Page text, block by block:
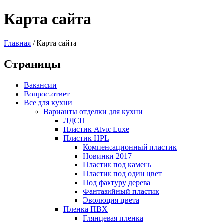
Карта сайта
Главная /Карта сайта
Страницы
Вакансии
Вопрос-ответ
Все для кухни
Варианты отделки для кухни
ЛДСП
Пластик Alvic Luxe
Пластик HPL
Компенсационный пластик
Новинки 2017
Пластик под камень
Пластик под один цвет
Под фактуру дерева
Фантазийный пластик
Эволюция цвета
Пленка ПВХ
Глянцевая пленка